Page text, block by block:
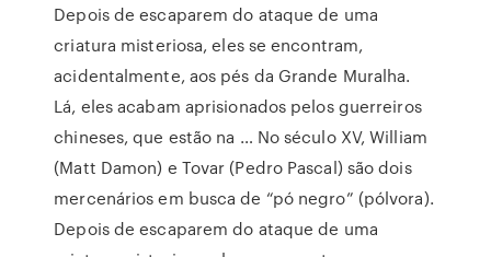
Depois de escaparem do ataque de uma
criatura misteriosa, eles se encontram,
acidentalmente, aos pés da Grande Muralha.
Lá, eles acabam aprisionados pelos guerreiros
chineses, que estão na … No século XV, William
(Matt Damon) e Tovar (Pedro Pascal) são dois
mercenários em busca de “pó negro” (pólvora).
Depois de escaparem do ataque de uma